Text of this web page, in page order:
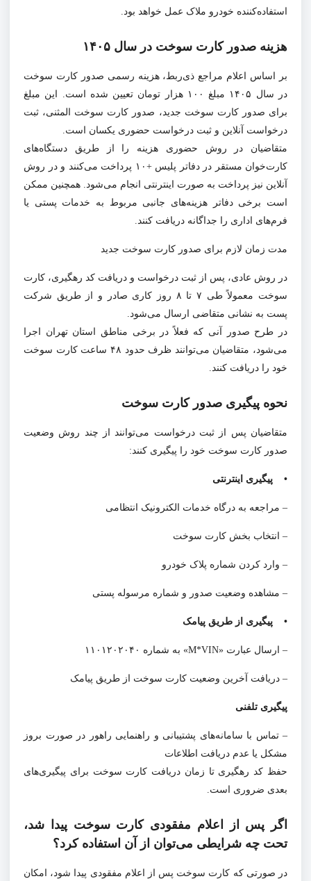
استفاده‌کننده خودرو ملاک عمل خواهد بود.
هزینه صدور کارت سوخت در سال ۱۴۰۵
بر اساس اعلام مراجع ذی‌ربط، هزینه رسمی صدور کارت سوخت
در سال ۱۴۰۵ مبلغ ۱۰۰ هزار تومان تعیین شده است. این مبلغ
برای صدور کارت سوخت جدید، صدور کارت سوخت المثنی، ثبت
درخواست آنلاین و ثبت درخواست حضوری یکسان است.
متقاضیان در روش حضوری هزینه را از طریق دستگاه‌های
کارت‌خوان مستقر در دفاتر پلیس +۱۰ پرداخت می‌کنند و در روش
آنلاین نیز پرداخت به صورت اینترنتی انجام می‌شود. همچنین ممکن
است برخی دفاتر هزینه‌های جانبی مربوط به خدمات پستی یا
فرم‌های اداری را جداگانه دریافت کنند.
مدت زمان لازم برای صدور کارت سوخت جدید
در روش عادی، پس از ثبت درخواست و دریافت کد رهگیری، کارت
سوخت معمولاً طی ۷ تا ۸ روز کاری صادر و از طریق شرکت
پست به نشانی متقاضی ارسال می‌شود.
در طرح صدور آنی که فعلاً در برخی مناطق استان تهران اجرا
می‌شود، متقاضیان می‌توانند ظرف حدود ۴۸ ساعت کارت سوخت
خود را دریافت کنند.
نحوه پیگیری صدور کارت سوخت
متقاضیان پس از ثبت درخواست می‌توانند از چند روش وضعیت
صدور کارت سوخت خود را پیگیری کنند:
• پیگیری اینترنتی
– مراجعه به درگاه خدمات الکترونیک انتظامی
– انتخاب بخش کارت سوخت
– وارد کردن شماره پلاک خودرو
– مشاهده وضعیت صدور و شماره مرسوله پستی
• پیگیری از طریق پیامک
– ارسال عبارت «M*VIN» به شماره ۱۱۰۱۲۰۲۰۴۰
– دریافت آخرین وضعیت کارت سوخت از طریق پیامک
پیگیری تلفنی
– تماس با سامانه‌های پشتیبانی و راهنمایی راهور در صورت بروز
مشکل یا عدم دریافت اطلاعات
حفظ کد رهگیری تا زمان دریافت کارت سوخت برای پیگیری‌های
بعدی ضروری است.
اگر پس از اعلام مفقودی کارت سوخت پیدا شد،
تحت چه شرایطی می‌توان از آن استفاده کرد؟
در صورتی که کارت سوخت پس از اعلام مفقودی پیدا شود، امکان